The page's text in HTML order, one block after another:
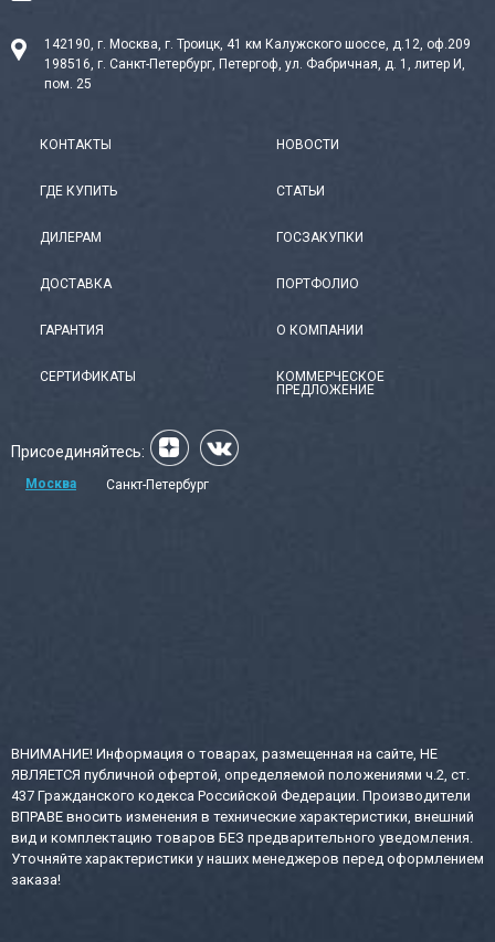
142190, г. Москва, г. Троицк, 41 км Калужского шоссе, д.12, оф.209
198516, г. Санкт-Петербург, Петергоф, ул. Фабричная, д. 1, литер И,
пом. 25
КОНТАКТЫ
ГДЕ КУПИТЬ
ДИЛЕРАМ
ДОСТАВКА
ГАРАНТИЯ
СЕРТИФИКАТЫ
НОВОСТИ
СТАТЬИ
ГОСЗАКУПКИ
ПОРТФОЛИО
О КОМПАНИИ
КОММЕРЧЕСКОЕ
ПРЕДЛОЖЕНИЕ
Присоединяйтесь:
Москва Санкт-Петербург
ВНИМАНИЕ! Информация о товарах, размещенная на сайте, НЕ
ЯВЛЯЕТСЯ публичной офертой, определяемой положениями ч.2, ст.
437 Гражданского кодекса Российской Федерации. Производители
ВПРАВЕ вносить изменения в технические характеристики, внешний
вид и комплектацию товаров БЕЗ предварительного уведомления.
Уточняйте характеристики у наших менеджеров перед оформлением
заказа!